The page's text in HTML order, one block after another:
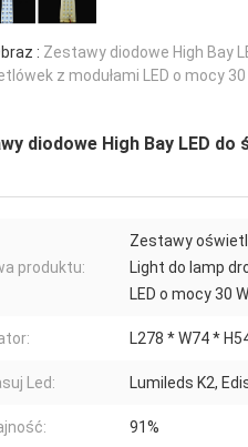
: Zestawy diodowe High Bay
z modułami LED o mocy 30
diodowe High Bay LED do
produktu:
Zestawy
Light do lamp
LED o mocy 30
L278 * W74 *
Led: Lumileds K2,
91%